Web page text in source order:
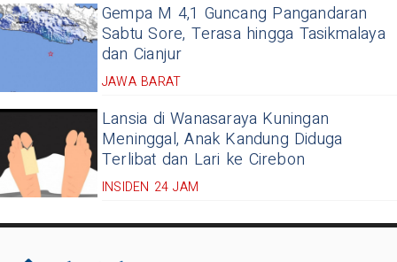
Gempa M 4,1 Guncang Pangandaran
Sabtu Sore, Terasa hingga Tasikmalaya
dan Cianjur
JAWA BARAT
Lansia di Wanasaraya Kuningan
Meninggal, Anak Kandung Diduga
Terlibat dan Lari ke Cirebon
INSIDEN 24 JAM